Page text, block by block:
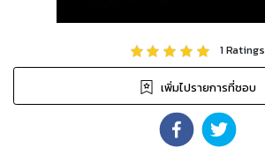
1Ratings
เพิ่มไปรายการที่ชอบ